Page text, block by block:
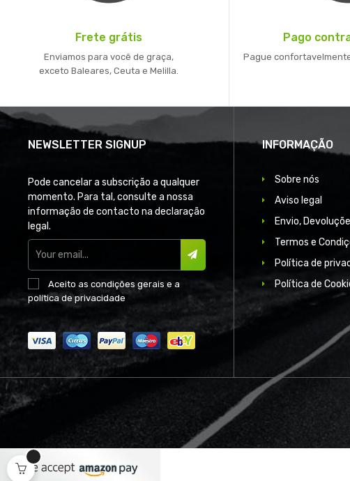
Frete grátis
Enviamos para você de graça,
exceto Baleares, Ceuta e Melilla.
Pago
Pague
NEWSLETTER SIGNUP
Pode cancelar a subscrição a qualquer
momento. Para tal, consulte a nossa
informação de contacto na declaração
legal.
Aceito as condições gerais e a
política de privacidade
INFORMAÇÃO
Sobre nós
Aviso legal
Envio,
Termos e
Política de
Política de